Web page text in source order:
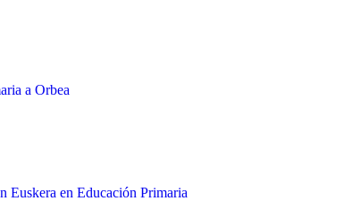
a Orbea
Euskera en Educación Primaria